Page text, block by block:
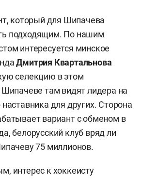
который для Шипачева
подходящим. По нашим
интересуется минское
Дмитрия Квартальнова
селекцию в этом
там видят лидера на
для других. Сторона
вариант с обменом в
белорусский клуб вряд ли
75 миллионов.
интерес к хоккеисту